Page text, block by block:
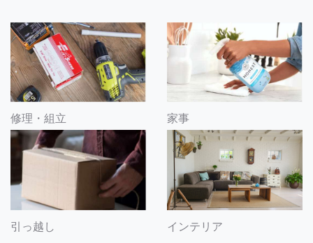
修理・組立 家事
引っ越し インテリア